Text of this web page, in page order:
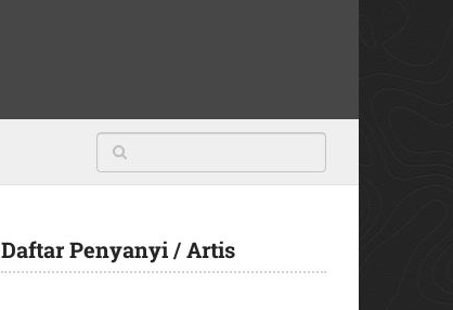
Daftar Penyanyi / Artis